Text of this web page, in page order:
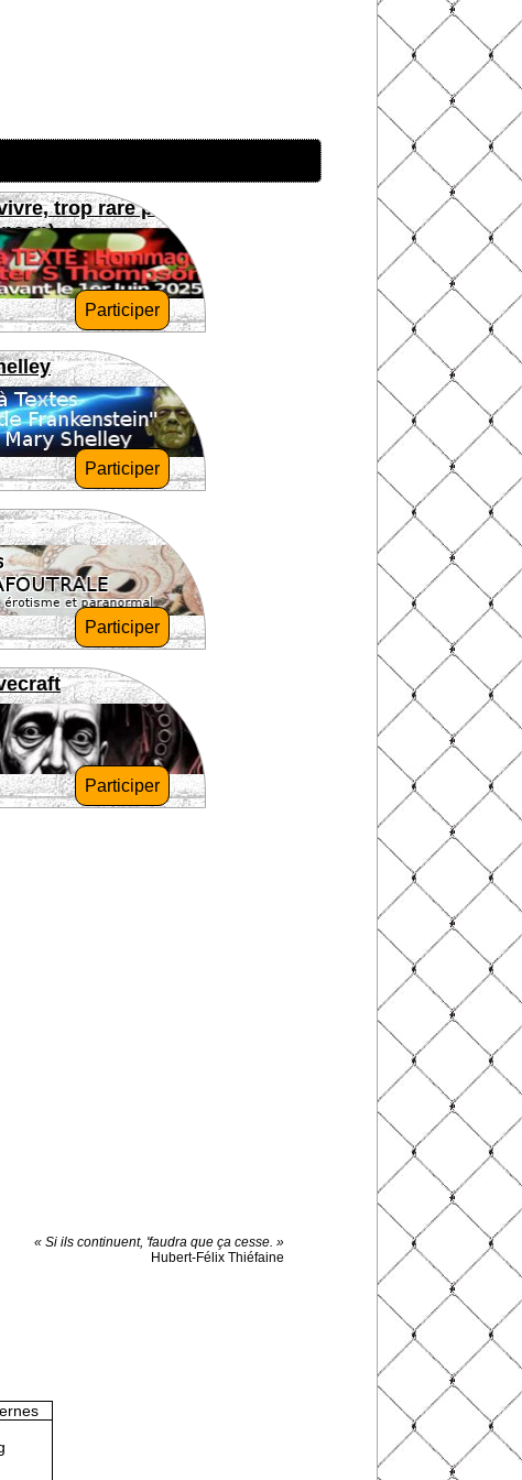
trop rare pour
Participer
Participer
Participer
Participer
« Si ils continuent, 'faudra que ça cesse. »
Hubert-Félix Thiéfaine